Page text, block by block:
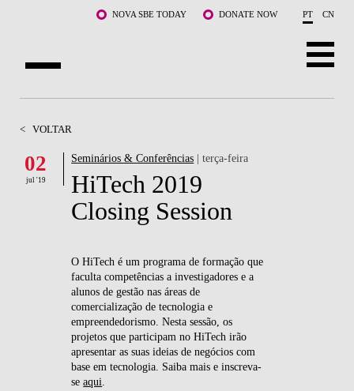
Saltar para o conteúdo principalNOVA SBE TODAY DONATE NOW PT CN
DOCENTES E INVESTIGAÇÃO
COMUNIDADE
WHAT'S HAPPENING
< VOLTAR
02
jul '19
Seminários & Conferências | terça-feira
HiTech 2019
Closing Session
O HiTech é um programa de formação que
faculta competências a investigadores e a
alunos de gestão nas áreas de
comercialização de tecnologia e
empreendedorismo. Nesta sessão, os
projetos que participam no HiTech irão
apresentar as suas ideias de negócios com
base em tecnologia. Saiba mais e inscreva-
seaqui